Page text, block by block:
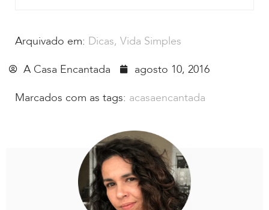
Arquivado em: Dicas, Vida Simples
A Casa Encantada
agosto 10, 2016
Marcados com as tags: acasaencantada